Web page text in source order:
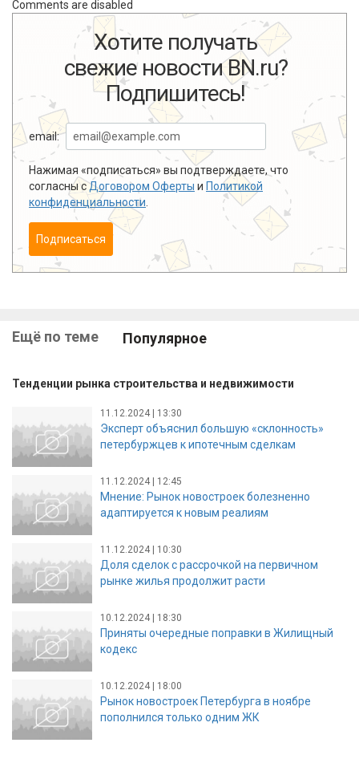
Comments are disabled
Хотите получать
свежие новости BN.ru?
Подпишитесь!
email:
Нажимая «подписаться» вы подтверждаете, что
согласны сДоговором Оферты и Политикой
конфиденциальности
Подписаться
Ещё по теме Популярное
Тенденции рынка строительства и недвижимости
11.12.2024 | 13:30
Эксперт объяснил большую «склонность»
петербуржцев к ипотечным сделкам
11.12.2024 | 12:45
Мнение: Рынок новостроек болезненно
адаптируется к новым реалиям
11.12.2024 | 10:30
Доля сделок с рассрочкой на первичном
рынке жилья продолжит расти
10.12.2024 | 18:30
Приняты очередные поправки в Жилищный
кодекс
10.12.2024 | 18:00
Рынок новостроек Петербурга в ноябре
пополнился только одним ЖК